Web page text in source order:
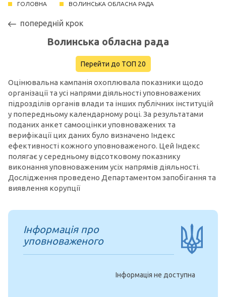
ГОЛОВНА ВОЛИНСЬКА ОБЛАСНА РАДА
попередній крок
Волинська обласна рада
Перейти до ТОП 20
Оцінювальна кампанія охоплювала показники щодо
організації та усі напрями діяльності уповноважених
підрозділів органів влади та інших публічних інституцій
у попередньому календарному році. За результатами
поданих анкет самооцінки уповноважених та
верифікації цих даних було визначено Індекс
ефективності кожного уповноваженого. Цей Індекс
полягає у середньому відсотковому показнику
виконання уповноваженим усіх напрямів діяльності.
Дослідження проведено Департаментом запобігання та
виявлення корупції
Інформація про
уповноваженого
Інформація не доступна